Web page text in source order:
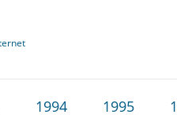
1994 1995